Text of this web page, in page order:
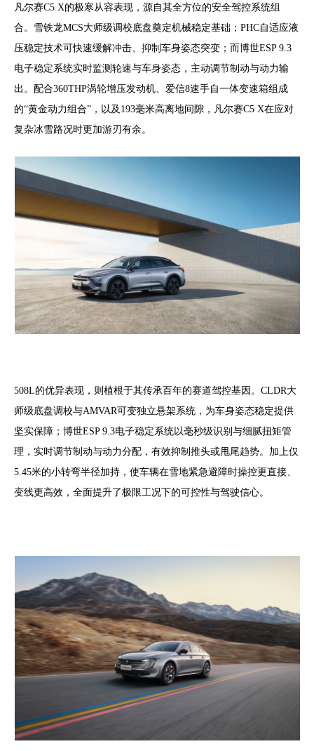
凡尔赛C5 X的极寒从容表现，源自其全方位的安全驾控系统组
合。雪铁龙MCS大师级调校底盘奠定机械稳定基础；PHC自适应液
压稳定技术可快速缓解冲击、抑制车身姿态突变；而博世ESP 9.3
电子稳定系统实时监测轮速与车身姿态，主动调节制动与动力输
出。配合360THP涡轮增压发动机、爱信8速手自一体变速箱组成
的“黄金动力组合”，以及193毫米高离地间隙，凡尔赛C5 X在应对
复杂冰雪路况时更加游刃有余。
508L的优异表现，则植根于其传承百年的赛道驾控基因。CLDR大
师级底盘调校与AMVAR可变独立悬架系统，为车身姿态稳定提供
坚实保障；博世ESP 9.3电子稳定系统以毫秒级识别与细腻扭矩管
理，实时调节制动与动力分配，有效抑制推头或甩尾趋势。加上仅
5.45米的小转弯半径加持，使车辆在雪地紧急避障时操控更直接、
变线更高效，全面提升了极限工况下的可控性与驾驶信心。